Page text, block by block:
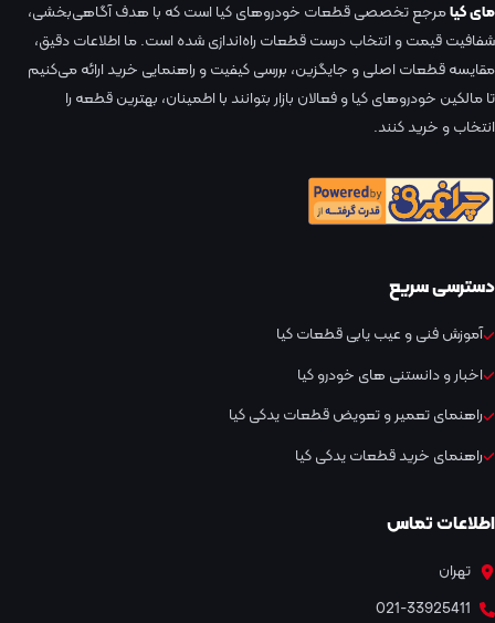
مای کیامرجع تخصصی قطعات خودروهای کیا است که با هدف آگاهی‌بخشی،
شفافیت قیمت و انتخاب درست قطعات راه‌اندازی شده است. ما اطلاعات دقیق،
مقایسه قطعات اصلی و جایگزین، بررسی کیفیت و راهنمایی خرید ارائه می‌کنیم
تا مالکین خودروهای کیا و فعالان بازار بتوانند با اطمینان، بهترین قطعه را
انتخاب و خرید کنند.
دسترسی سریع
آموزش فنی و عیب یابی قطعات کیا
اخبار و دانستنی های خودرو کیا
راهنمای تعمیر و تعویض قطعات یدکی کیا
راهنمای خرید قطعات یدکی کیا
اطلاعات تماس
تهران
021-33925411